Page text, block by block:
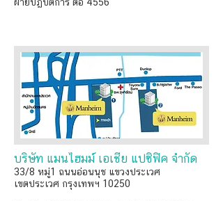
บริษัท แมนไฮมม์ เอเชีย แปซิฟิค จำกัด
33/8 หมู่1 ถนนอ่อนนุช แขวงประเวศ
เขตประเวศ กรุงเทพฯ 10250